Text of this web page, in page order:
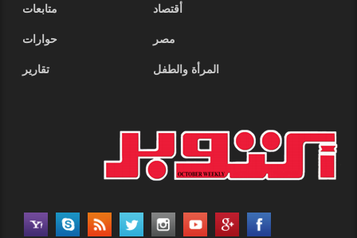
أقتصاد
متابعات
مصر
حوارات
المرأة والطفل
تقارير